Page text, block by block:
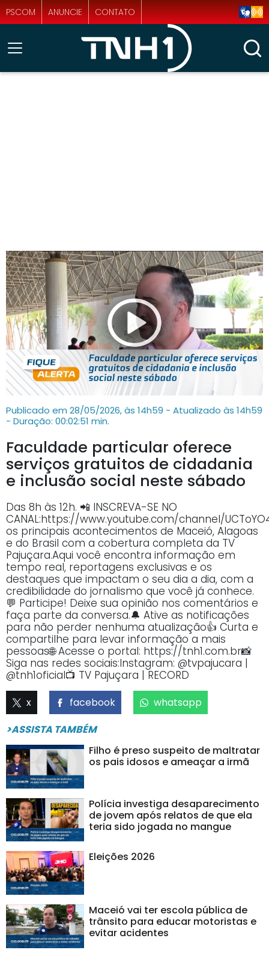
PSCOM ANUNCIE CONTATO
Publicado em 28/05/2026, às 14h59 - Atualizado às 14h59
- Duração: 00:02:51 min.
Faculdade particular oferece
serviços gratuitos de cidadania
e inclusão social neste sábado
Das 8h às 12h. 📲 INSCREVA-SE NO
CANAL:https://www.youtube.com/channel/
os principais acontecimentos de Maceió, Alagoas
e do Brasil com a cobertura completa da TV
Pajuçara.Aqui você encontra informação em
tempo real, reportagens exclusivas e os
destaques que impactam o seu dia a dia, com a
credibilidade do jornalismo que você já conhece.
💬 Participe! Deixe sua opinião nos comentários e
faça parte da conversa.🔔 Ative as notificações
para não perder nenhuma atualização👍 Curta e
compartilhe para levar informação a mais
pessoas🌐 Acesse o portal: https://tnh1.com.br📸
Siga nas redes sociais:Instagram: @tvpajucara |
@tnh1oficial📺 TV Pajuçara | RECORD
x facebook
whatsapp
>ASSISTA TAMBÉM
Filho é preso suspeito de maltratar
os pais idosos e ameaçar a irmã
Polícia investiga desaparecimento
de jovem após relatos de que ela
teria sido jogada no mangue
Eleições 2026
Maceió vai ter escola pública de
trânsito para educar motoristas e
evitar acidentes